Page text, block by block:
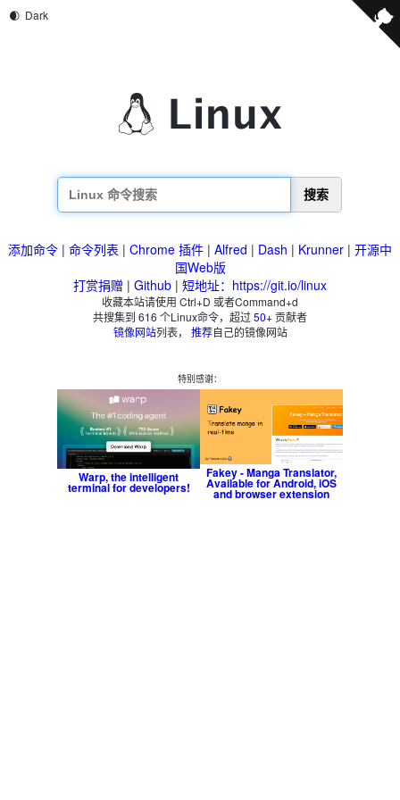
搜索
添加命令 | 命令列表 | Chrome 插件 | Alfred | Dash | Krunner | 开源中
国Web版
打赏捐赠 | Github | 短地址：https://git.io/linux
收藏本站请使用 Ctrl+D 或者Command+d
共搜集到 616 个Linux命令，超过50+贡献者
镜像网站列表， 推荐自己的镜像网站
特别感谢：
Warp, the intelligent
terminal for developers!
Fakey - Manga Translator,
Available for Android, iOS
and browser extension